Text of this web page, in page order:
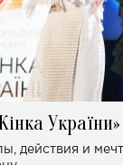
України»
действия и